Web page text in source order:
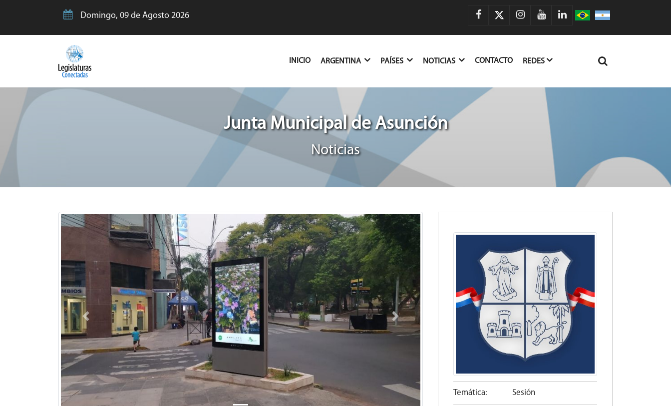
Domingo, 09 de Agosto 2026
INICIO(CURRENT)
ARGENTINA PAÍSES NOTICIAS CONTACTO REDES
Junta Municipal de Asunción
Noticias
Previous Next
Temática: Sesión